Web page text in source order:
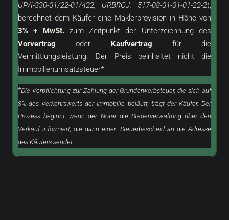
UP/I-330-01/22-01/422; URBROJ: 517-08-01-01-01-22-2),
berechnet dem Käufer eine Maklerprovision in Höhe von
3% + MwSt.zum Zeitpunkt der Unterzeichnung des
Vorvertrag oder Kaufvertrag für die
Vermittlungsleistung. Der Preis beinhaltet nicht die
Immobilienumsatzsteuer*
*Die Verpflichtung zur Zahlung der Grunderwerbsteuer, die sich auf
3% des Verkehrswerts der Immobilie beläuft, trägt der Käufer. Der
Prozess beginnt, wenn der Notar die Steuerverwaltung über den
Verkauf informiert, die dann einen Steuerbescheid an die Adresse
des Käufers sendet.